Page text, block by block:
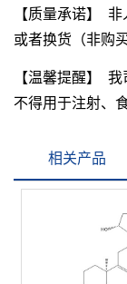
【质量承诺】
或者换货（非购
【温馨提醒】
不得用于注射、
相关产品